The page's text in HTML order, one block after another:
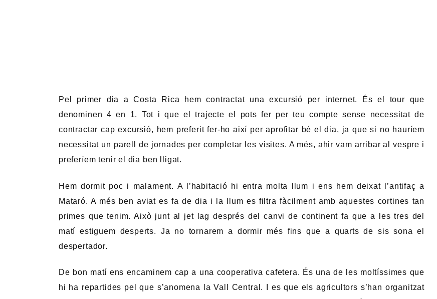
Pel primer dia a Costa Rica hem contractat una excursió per internet. És el tour que
denominen 4 en 1. Tot i que el trajecte el pots fer per teu compte sense necessitat de
contractar cap excursió, hem preferit fer-ho així per aprofitar bé el dia, ja que si no hauríem
necessitat un parell de jornades per completar les visites. A més, ahir vam arribar al vespre i
preferíem tenir el dia ben lligat.
Hem dormit poc i malament. A l’habitació hi entra molta llum i ens hem deixat l’antifaç a
Mataró. A més ben aviat es fa de dia i la llum es filtra fàcilment amb aquestes cortines tan
primes que tenim. Això junt al jet lag després del canvi de continent fa que a les tres del
matí estiguem desperts. Ja no tornarem a dormir més fins que a quarts de sis sona el
despertador.
De bon matí ens encaminem cap a una cooperativa cafetera. És una de les moltíssimes que
hi ha repartides pel que s’anomena la Vall Central. I es que els agricultors s’han organitzat